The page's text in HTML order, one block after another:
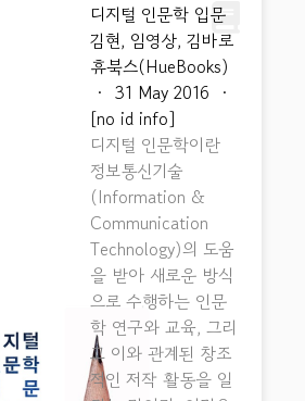
디지털 인문학 입문
김현, 임영상, 김바로
휴북스(HueBooks)
· 31 May 2016 ·
[no id info]
디지털 인문학이란
정보통신기술
(Information &
Communication
Technology)의 도움
을 받아 새로운 방식
으로 수행하는 인문
학 연구와 교육, 그리
고 이와 관계된 창조
적인 저작 활동을 일